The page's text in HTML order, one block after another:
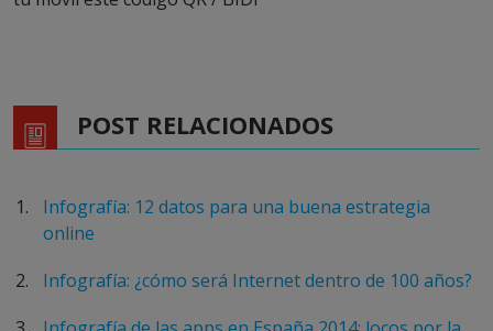
POST RELACIONADOS
Infografía: 12 datos para una buena estrategia
online
Infografía: ¿cómo será Internet dentro de 100 años?